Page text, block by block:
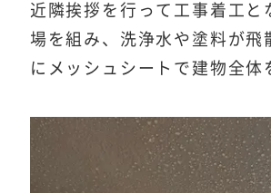
近隣挨拶を行って工事着工と
場を組み、洗浄水や塗料が飛
にメッシュシートで建物全体